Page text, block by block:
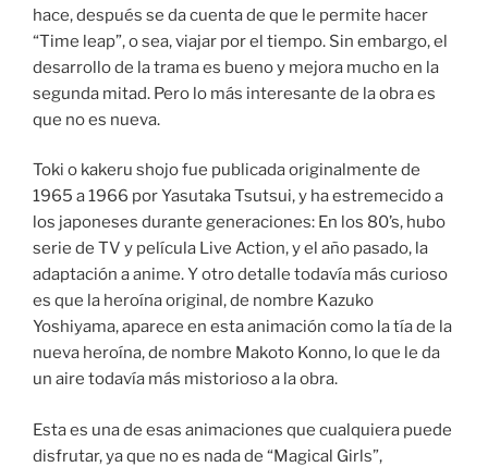
hace, después se da cuenta de que le permite hacer
“Time leap”, o sea, viajar por el tiempo. Sin embargo, el
desarrollo de la trama es bueno y mejora mucho en la
segunda mitad. Pero lo más interesante de la obra es
que no es nueva.
Toki o kakeru shojo fue publicada originalmente de
1965 a 1966 por Yasutaka Tsutsui, y ha estremecido a
los japoneses durante generaciones: En los 80’s, hubo
serie de TV y película Live Action, y el año pasado, la
adaptación a anime. Y otro detalle todavía más curioso
es que la heroína original, de nombre Kazuko
Yoshiyama, aparece en esta animación como la tía de la
nueva heroína, de nombre Makoto Konno, lo que le da
un aire todavía más mistorioso a la obra.
Esta es una de esas animaciones que cualquiera puede
disfrutar, ya que no es nada de “Magical Girls”,